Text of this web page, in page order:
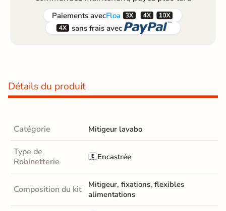
Paiements avecFloa  
 sans frais avec 
Détails du produit
Catégorie Mitigeur lavabo
Type de
Robinetterie
Encastrée
Composition du kit
Mitigeur, fixations, flexibles
alimentations